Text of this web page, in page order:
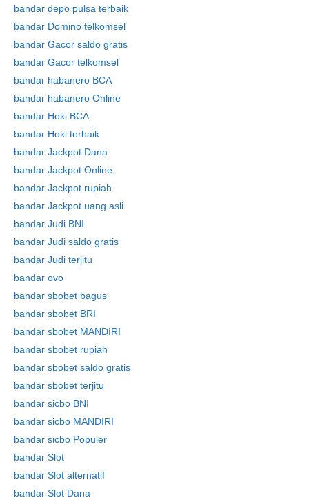
bandar depo pulsa terbaik
bandar Domino telkomsel
bandar Gacor saldo gratis
bandar Gacor telkomsel
bandar habanero BCA
bandar habanero Online
bandar Hoki BCA
bandar Hoki terbaik
bandar Jackpot Dana
bandar Jackpot Online
bandar Jackpot rupiah
bandar Jackpot uang asli
bandar Judi BNI
bandar Judi saldo gratis
bandar Judi terjitu
bandar ovo
bandar sbobet bagus
bandar sbobet BRI
bandar sbobet MANDIRI
bandar sbobet rupiah
bandar sbobet saldo gratis
bandar sbobet terjitu
bandar sicbo BNI
bandar sicbo MANDIRI
bandar sicbo Populer
bandar Slot
bandar Slot alternatif
bandar Slot Dana